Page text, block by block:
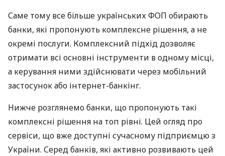
Саме тому все більше українських ФОП обирають
банки, які пропонують комплексне рішення, а не
окремі послуги. Комплексний підхід дозволяє
отримати всі основні інструменти в одному місці,
а керування ними здійснювати через мобільний
застосунок або інтернет-банкінг.
Нижче розглянемо банки, що пропонують такі
комплексні рішення на топ рівні. Цей огляд про
сервіси, що вже доступні сучасному підприємцю з
України. Серед банків, які активно розвивають цей